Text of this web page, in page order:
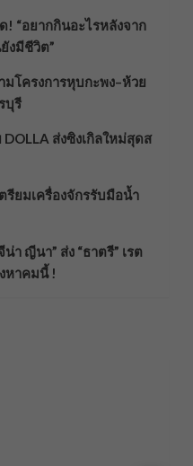
! “อยากกินอะไรหลังจาก
งมีชีวิต”
มโครงการหุบกะพง–ห้วย
บุรี
DOLLA ส่งซิงเกิลใหม่สุดส
รียมเครื่องจักรรับมือน้ำ
ญีนา” ส่ง “ธาตรี” เรต
หาคมนี้ !